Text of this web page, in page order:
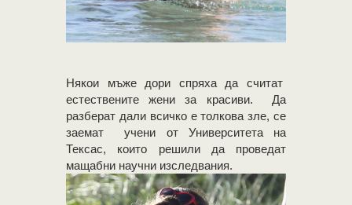
Някои мъже дори спряха да считат
естествените жени за красиви. Да
разберат дали всичко е толкова зле, се
заемат учени от Университета на
Тексас, които решили да проведат
мащабни научни изследвания.